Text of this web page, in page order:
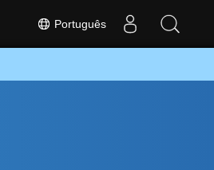
Português